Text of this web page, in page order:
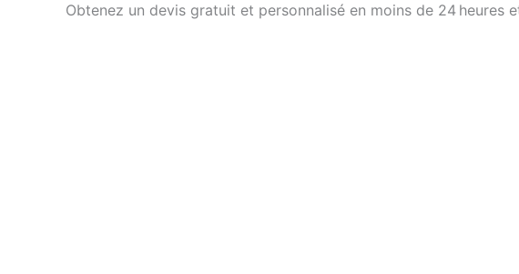
Obtenez un devis gratuit et personnalisé en moins de 24